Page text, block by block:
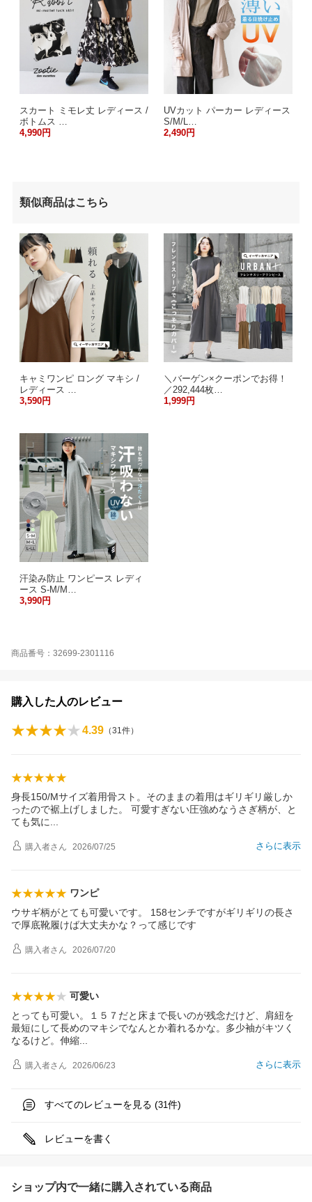
スカート ミモレ丈 レディース /
ボトムス …
4,990円
UVカット パーカー レディース
S/M/L…
2,490円
類似商品はこちら
キャミワンピ ロング マキシ /
レディース …
3,590円
＼バーゲン×クーポンでお得！
／292,444枚…
1,999円
汗染み防止 ワンピース レディ
ース S-M/M…
3,990円
商品番号：32699-2301116
購入した人のレビュー
4.39 （31件）
身長150/Mサイズ着用骨スト。そのままの着用はギリギリ厳しか
ったので裾上げしました。 可愛すぎない圧強めなうさぎ柄が、と
ても気に
さらに表示
購入者さん 2026/07/25
ワンピ
ウサギ柄がとても可愛いです。 158センチですがギリギリの長さ
で厚底靴履けば大丈夫かな？って感じです
購入者さん 2026/07/20
可愛い
とっても可愛い。１５７だと床まで長いのが残念だけど、肩紐を
最短にして長めのマキシでなんとか着れるかな。多少袖がキツく
なるけど。伸縮
さらに表示
購入者さん 2026/06/23
すべてのレビューを見る (31 件)
レビューを書く
ショップ内で一緒に購入されている商品